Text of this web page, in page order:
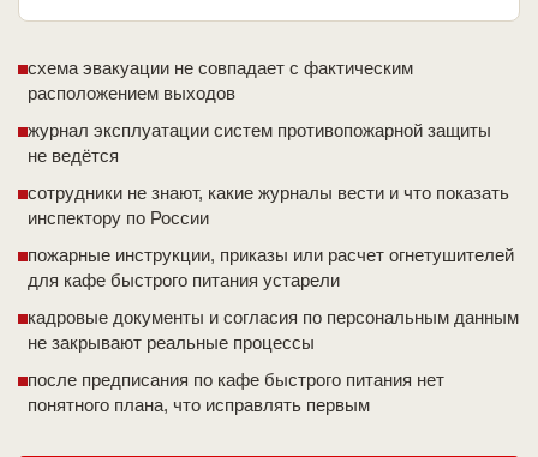
схема эвакуации не совпадает с фактическим
расположением выходов
журнал эксплуатации систем противопожарной защиты
не ведётся
сотрудники не знают, какие журналы вести и что показать
инспектору по России
пожарные инструкции, приказы или расчет огнетушителей
для кафе быстрого питания устарели
кадровые документы и согласия по персональным данным
не закрывают реальные процессы
после предписания по кафе быстрого питания нет
понятного плана, что исправлять первым